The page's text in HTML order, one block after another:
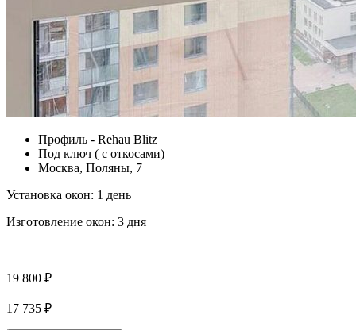
Профиль - Rehau Blitz
Под ключ ( с откосами)
Москва, Поляны, 7
Установка окон: 1 день
Изготовление окон: 3 дня
19 800 ₽
17 735 ₽